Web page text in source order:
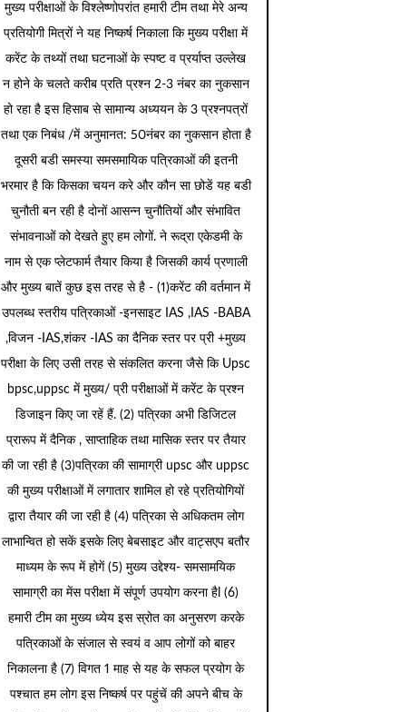
मुख्य परीक्षाओं के विश्लेष्णोपरांत हमारी टीम तथा मेरे अन्य
प्रतियोगी मित्रों ने यह निष्कर्ष निकाला कि मुख्य परीक्षा में
करेंट के तथ्यों तथा घटनाओं के स्पष्ट व प्रर्याप्त उल्लेख
न होने के चलते करीब प्रति प्रश्न 2-3 नंबर का नुकसान
हो रहा है इस हिसाब से सामान्य अध्ययन के 3 प्रश्नपत्रों
तथा एक निबंध /में अनुमानत: 50नंबर का नुकसान होता है
दूसरी बडी समस्या समसमायिक पत्रिकाओं की इतनी
भरमार है कि किसका चयन करे और कौन सा छोडें यह बडी
चुनौती बन रही है दोनों आसन्न चुनौतियों और संभावित
संभावनाओं को देखते हुए हम लोगों. ने रूद्रा एकेडमी के
नाम से एक प्लेटफार्म तैयार किया है जिसकी कार्य प्रणाली
और मुख्य बातें कुछ इस तरह से है - (1)करेंट की वर्तमान में
उपलब्ध स्तरीय पत्रिकाओं -इनसाइट IAS ,IAS -BABA
,विजन -IAS,शंकर -IAS का दैनिक स्तर पर प्री +मुख्य
परीक्षा के लिए उसी तरह से संकलित करना जैसे कि Upsc
bpsc,uppsc में मुख्य/ प्री परीक्षाओं में करेंट के प्रश्न
डिजाइन किए जा रहें हैं. (2) पत्रिका अभी डिजिटल
प्रारूप में दैनिक , साप्ताहिक तथा मासिक स्तर पर तैयार
की जा रही है (3)पत्रिका की सामाग्री upsc और uppsc
की मुख्य परीक्षाओं में लगातार शामिल हो रहे प्रतियोगियों
द्वारा तैयार की जा रही है (4) पत्रिका से अधिकतम लोग
लाभान्वित हो सकें इसके लिए बेबसाइट और वाट्सएप बतौर
माध्यम के रूप में होगें (5) मुख्य उद्देश्य- समसामयिक
सामाग्री का मेंस परीक्षा में संपूर्ण उपयोग करना हैl (6)
हमारी टीम का मुख्य ध्येय इस स्रोत का अनुसरण करके
पत्रिकाओं के संजाल से स्वयं व आप लोगों को बाहर
निकालना है (7) विगत 1 माह से यह के सफल प्रयोग के
पश्चात हम लोग इस निष्कर्ष पर पहुंचें की अपने बीच के